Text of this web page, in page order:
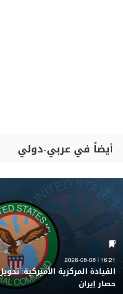
أيضاً في عربي-دولي
16:21 | 2026-08-08
حصار إيران